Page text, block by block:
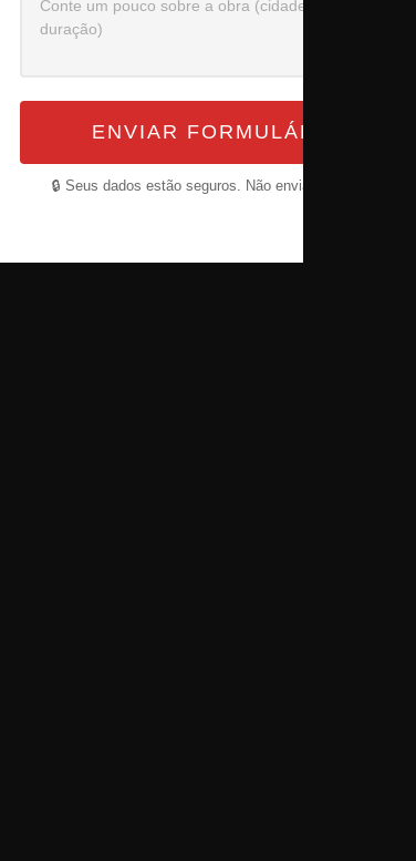
ENVIAR FORMULÁRIO
🔒 Seus dados estão seguros. Não enviamos spam.